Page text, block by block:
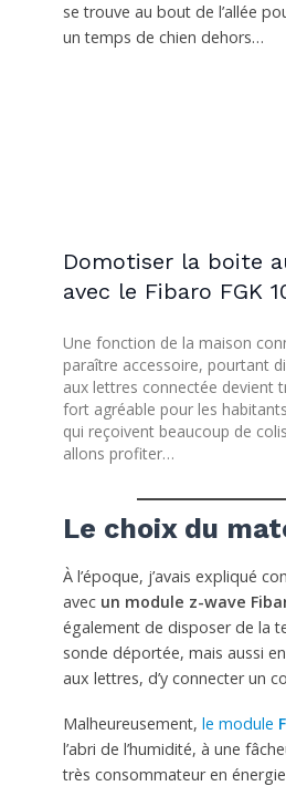
se trouve au bout de l’allée
un temps de chien dehors…
Domotiser la boite
avec le Fibaro FGK
Une fonction de la maison
paraître accessoire, pourtant
aux lettres connectée devient
fort agréable pour les
qui reçoivent beaucoup de
allons profiter…
Le choix du
À l’époque, j’avais expliqué
avec un module z-wave
également de disposer de la
sonde déportée, mais aussi
aux lettres, d’y connecter un
Malheureusement, le module
l’abri de l’humidité, à une
très consommateur en